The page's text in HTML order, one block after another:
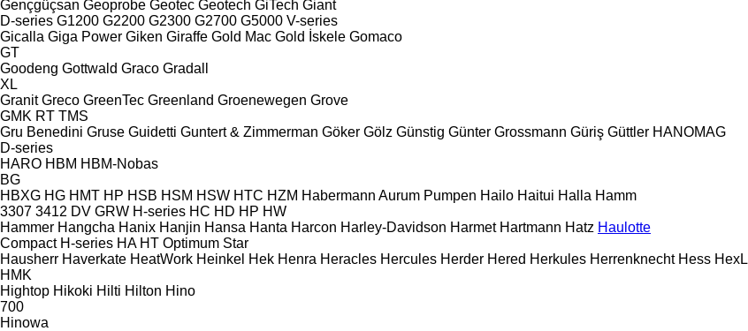
Gençgüçsan Geoprobe Geotec Geotech GiTech Giant
D-series G1200 G2200 G2300 G2700 G5000 V-series
Gicalla Giga Power Giken Giraffe Gold Mac Gold İskele Gomaco
GT
Goodeng Gottwald Graco Gradall
XL
Granit Greco GreenTec Greenland Groenewegen Grove
GMK RT TMS
Gru Benedini Gruse Guidetti Guntert & Zimmerman Göker Gölz Günstig Günter Grossmann Güriş Güttler HANOMAG
D-series
HARO HBM HBM-Nobas
BG
HBXG HG HMT HP HSB HSM HSW HTC HZM Habermann Aurum Pumpen Hailo Haitui Halla Hamm
3307 3412 DV GRW H-series HC HD HP HW
Hammer Hangcha Hanix Hanjin Hansa Hanta Harcon Harley-Davidson Harmet Hartmann Hatz Haulotte
Compact H-series HA HT Optimum Star
Hausherr Haverkate HeatWork Heinkel Hek Henra Heracles Hercules Herder Hered Herkules Herrenknecht Hess HexL
HMK
Hightop Hikoki Hilti Hilton Hino
700
Hinowa